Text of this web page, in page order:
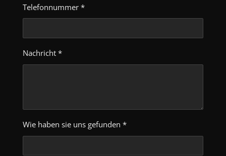
Telefonnummer *
Nachricht *
Wie haben sie uns gefunden *